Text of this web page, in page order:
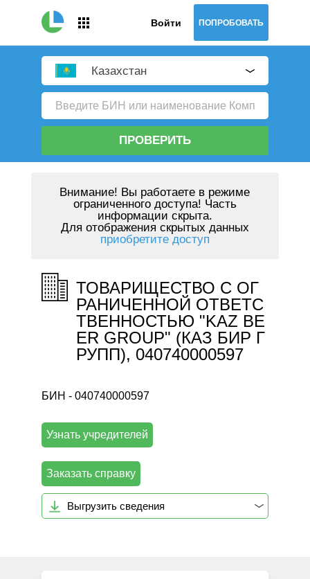
Войти ПОПРОБОВАТЬ
Казахстан
ПРОВЕРИТЬ
Внимание! Вы работаете в режиме
ограниченного доступа! Часть
информации скрыта.
Для отображения скрытых данных
приобретите доступ
ТОВАРИЩЕСТВО С ОГ
РАНИЧЕННОЙ ОТВЕТС
ТВЕННОСТЬЮ "KAZ BE
ER GROUP" (КАЗ БИР Г
РУПП), 040740000597
БИН - 040740000597
Узнать учредителей
Заказать справку
Выгрузить сведения